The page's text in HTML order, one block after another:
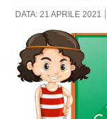
DATA: 21 APRILE 2021